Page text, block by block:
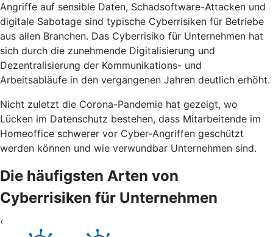
Angriffe auf sensible Daten, Schadsoftware-Attacken und
digitale Sabotage sind typische Cyberrisiken für Betriebe
aus allen Branchen. Das Cyberrisiko für Unternehmen hat
sich durch die zunehmende Digitalisierung und
Dezentralisierung der Kommunikations- und
Arbeitsabläufe in den vergangenen Jahren deutlich erhöht.
Nicht zuletzt die Corona-Pandemie hat gezeigt, wo
Lücken im Datenschutz bestehen, dass Mitarbeitende im
Homeoffice schwerer vor Cyber-Angriffen geschützt
werden können und wie verwundbar Unternehmen sind.
Die häufigsten Arten von
Cyberrisiken für Unternehmen
‹